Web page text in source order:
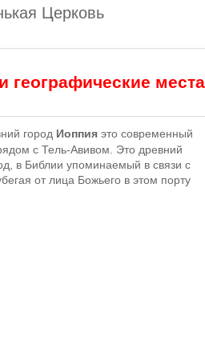
Церковь
географические
город Иоппия это современный
с Тель-Авивом. Это древний
в Библии упоминаемый в связи с
от лица Божьего в этом порту